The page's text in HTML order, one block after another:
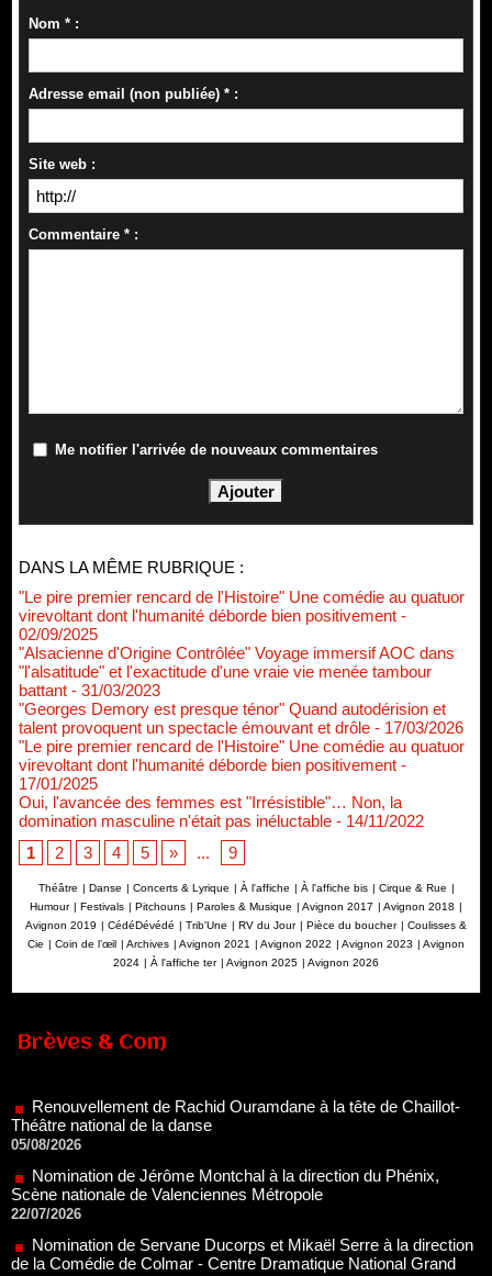
Nom * :
Adresse email (non publiée) * :
Site web :
Commentaire * :
Me notifier l'arrivée de nouveaux commentaires
DANS LA MÊME RUBRIQUE :
"Le pire premier rencard de l'Histoire" Une comédie au quatuor
virevoltant dont l'humanité déborde bien positivement -
02/09/2025
"Alsacienne d'Origine Contrôlée" Voyage immersif AOC dans
"l'alsatitude" et l'exactitude d'une vraie vie menée tambour
battant - 31/03/2023
"Georges Demory est presque ténor" Quand autodérision et
talent provoquent un spectacle émouvant et drôle - 17/03/2026
"Le pire premier rencard de l'Histoire" Une comédie au quatuor
virevoltant dont l'humanité déborde bien positivement -
17/01/2025
Oui, l'avancée des femmes est "Irrésistible"… Non, la
domination masculine n'était pas inéluctable - 14/11/2022
1
2 3 4 5 » ... 9
Théâtre | Danse | Concerts & Lyrique | À l'affiche | À l'affiche bis | Cirque & Rue |
Humour | Festivals | Pitchouns | Paroles & Musique | Avignon 2017 | Avignon 2018 |
Avignon 2019 | CédéDévédé | Trib'Une | RV du Jour | Pièce du boucher | Coulisses &
Cie | Coin de l’œil | Archives | Avignon 2021 | Avignon 2022 | Avignon 2023 | Avignon
2024 | À l'affiche ter | Avignon 2025 | Avignon 2026
Brèves & Com
Renouvellement de Rachid Ouramdane à la tête de Chaillot-
Nomination de Jérôme Montchal à la direction du Phénix,
Scène nationale de Valenciennes Métropole
22/07/2026
Nomination de Servane Ducorps et Mikaël Serre à la direction
de la Comédie de Colmar - Centre Dramatique National Grand
Est Alsace
07/07/2026
Thomas Jolly et Laëtitia Guédon nommés à la direction du